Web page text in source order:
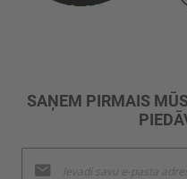
SAŅEM PIRMAIS
jaunumu